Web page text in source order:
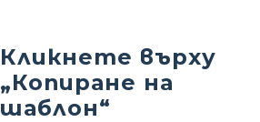
Кликнете върху
„Копиране на
шаблон“